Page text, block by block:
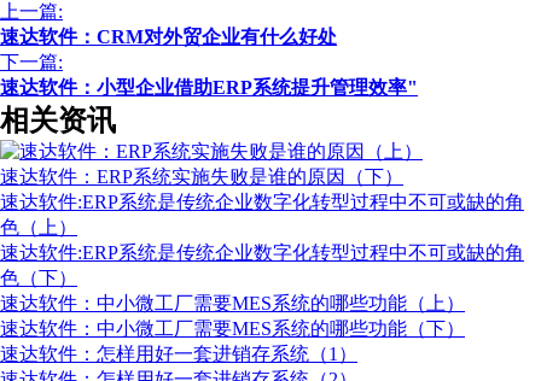
上一篇:
速达软件：CRM对外贸企业有什么好处
下一篇:
速达软件：小型企业借助ERP系统提升管理效率"
相关资讯
速达软件：ERP系统实施失败是谁的原因（下）
速达软件:ERP系统是传统企业数字化转型过程中不可或缺的角
色（上）
速达软件:ERP系统是传统企业数字化转型过程中不可或缺的角
色（下）
速达软件：中小微工厂需要MES系统的哪些功能（上）
速达软件：中小微工厂需要MES系统的哪些功能（下）
速达软件：怎样用好一套进销存系统（1）